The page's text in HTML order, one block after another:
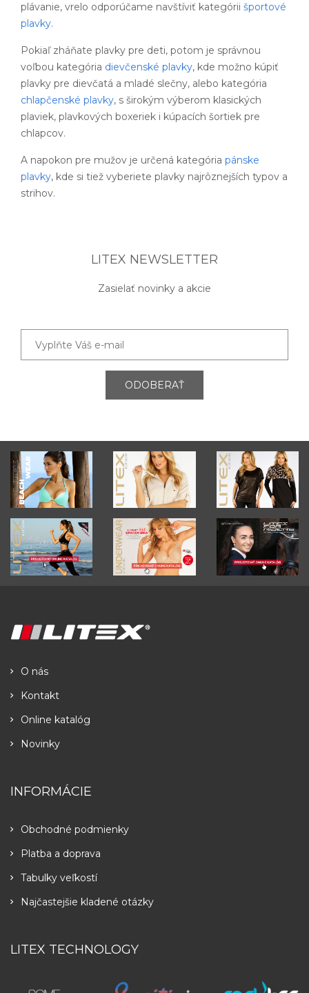
plávanie, vrelo odporúčame navštíviť kategórii športové
plavky.
Pokiaľ zháňate plavky pre deti, potom je správnou
voľbou kategória dievčenské plavky, kde možno kúpiť
plavky pre dievčatá a mladé slečny, alebo kategória
chlapčenské plavky, s širokým výberom klasických
plaviek, plavkových boxeriek i kúpacích šortiek pre
chlapcov.
A napokon pre mužov je určená kategória pánske
plavky, kde si tiež vyberiete plavky najrôznejších typov a
strihov.
LITEX NEWSLETTER
Zasielať novinky a akcie
ODOBERAŤ
O nás
Kontakt
Online katalóg
Novinky
INFORMÁCIE
Obchodné podmienky
Platba a doprava
Tabulky veľkostí
Najčastejšie kladené otázky
LITEX TECHNOLOGY